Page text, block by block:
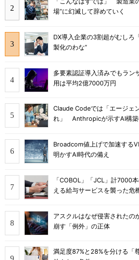
場”に幻滅して辞めていく
DX導入企業の3割超がむし
製化のわな”
多要素認証導入済みでもラ
用は平均2億7000万円
Claude Codeでは「エージェ
れ」 Anthropicが示すAI構
Broadcom値上げで加速する
明かすAI時代の備え
「COBOL」「JCL」計
える給与サービスを襲った危
アスクルはなぜ侵害されたの
崩す「例外」の正体
満足度87%と28%を分ける